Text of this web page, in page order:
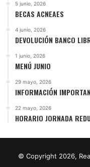
5 junio, 2026
BECAS ACNEAES
4 junio, 2026
DEVOLUCIÓN BANCO
1 junio, 2026
MENÚ JUNIO
29 mayo, 2026
INFORMACIÓN
22 mayo, 2026
HORARIO JORNADA
© Copyright 2026,